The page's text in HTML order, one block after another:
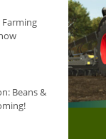
Farming
Beans &